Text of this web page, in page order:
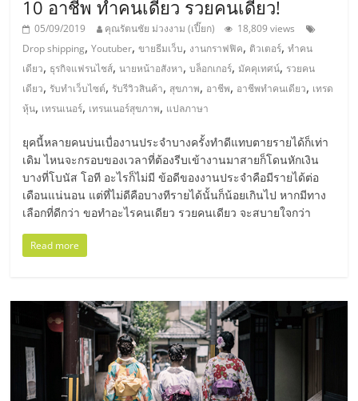
ลงทุน
และ
ขยาย
สา
ขา
แฟ
รน
ไชส์,
ศูนย์
10 อาชีพ ทำคนเดียว รวยคนเดียว!
05/09/2019 คุณรัตนชัย ม่วงงาม (เปี๊ยก)
18,809 views
Drop shipping,Youtuber,ขายธีมเว็บ, งานกราฟฟิค, ติวเตอร์,ทำคน
เดียว, ธุรกิจแฟรนไชส์,นายหน้าอสังหา,บล็อกเกอร์,มัคคุเทศน์, รวยคน
เดียว, รับทำเว็บไซต์, รับรีวิวสินค้า, สุขภาพ, อาชีพ, อาชีพทำคนเดียว, เทรด
หุ้น, เทรนเนอร์, เทรนเนอร์สุขภาพ, แปลภาษา
ยุคนี้หลายคนบ่นเบื่องานประจำบางครั้งทำดีแทบตายรายได้ก็เท่า
เดิม ไหนจะกรอบของเวลาที่ต้องรีบเข้างานมาสายก็โดนหักเงิน
บางที่โบนัส โอที อะไรก็ไม่มี ข้อดีของงานประจำคือมีรายได้ต่อ
เดือนแน่นอน แต่ที่ไม่ดีคือบางทีรายได้นั้นก็น้อยเกินไป หากมีทาง
เลือกที่ดีกว่า ขอทำอะไรคนเดียว รวยคนเดียว จะสบายใจกว่า
Read more